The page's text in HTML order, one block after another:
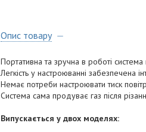
Опис товару
Портативна та зручна в роботі
Легкість у настроюванні
Немає потреби настроювати тиск
Система сама продуває газ після
Випускається у двох моделях: